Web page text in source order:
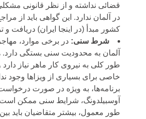
قضائی نداشته و از نظر قانونی مشکلی
در آلمان ندارد. این گواهی باید از
کشور مبدأ (در اینجا ایران) دریافت و
شرط سنی:در برخی موارد،
آلمان به محدودیت سنی بستگی دارد.
طور کلی به نیروی کار ماهر نیاز
خاصی برای بسیاری از ویزاها وجود
برنامه‌ها، به ویژه در صورت درخواست
آوسبیلدونگ، شرایط سنی ممکن است